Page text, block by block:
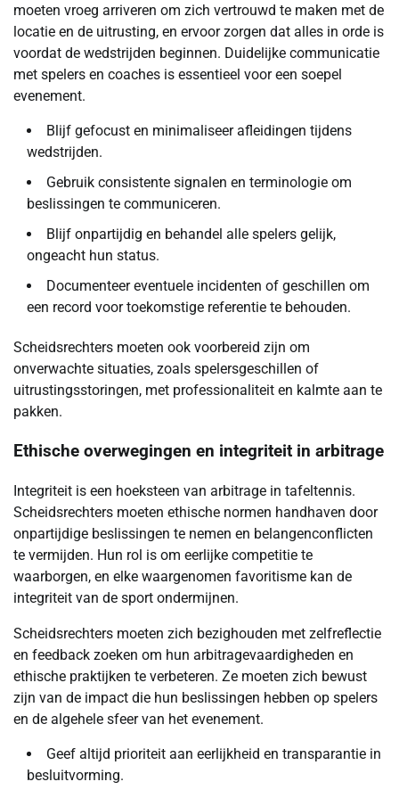
moeten vroeg arriveren om zich vertrouwd te maken met de
locatie en de uitrusting, en ervoor zorgen dat alles in orde is
voordat de wedstrijden beginnen. Duidelijke communicatie
met spelers en coaches is essentieel voor een soepel
evenement.
Blijf gefocust en minimaliseer afleidingen tijdens
wedstrijden.
Gebruik consistente signalen en terminologie om
beslissingen te communiceren.
Blijf onpartijdig en behandel alle spelers gelijk,
ongeacht hun status.
Documenteer eventuele incidenten of geschillen om
een record voor toekomstige referentie te behouden.
Scheidsrechters moeten ook voorbereid zijn om
onverwachte situaties, zoals spelersgeschillen of
uitrustingsstoringen, met professionaliteit en kalmte aan te
pakken.
Ethische overwegingen en integriteit in arbitrage
Integriteit is een hoeksteen van arbitrage in tafeltennis.
Scheidsrechters moeten ethische normen handhaven door
onpartijdige beslissingen te nemen en belangenconflicten
te vermijden. Hun rol is om eerlijke competitie te
waarborgen, en elke waargenomen favoritisme kan de
integriteit van de sport ondermijnen.
Scheidsrechters moeten zich bezighouden met zelfreflectie
en feedback zoeken om hun arbitragevaardigheden en
ethische praktijken te verbeteren. Ze moeten zich bewust
zijn van de impact die hun beslissingen hebben op spelers
en de algehele sfeer van het evenement.
Geef altijd prioriteit aan eerlijkheid en transparantie in
besluitvorming.